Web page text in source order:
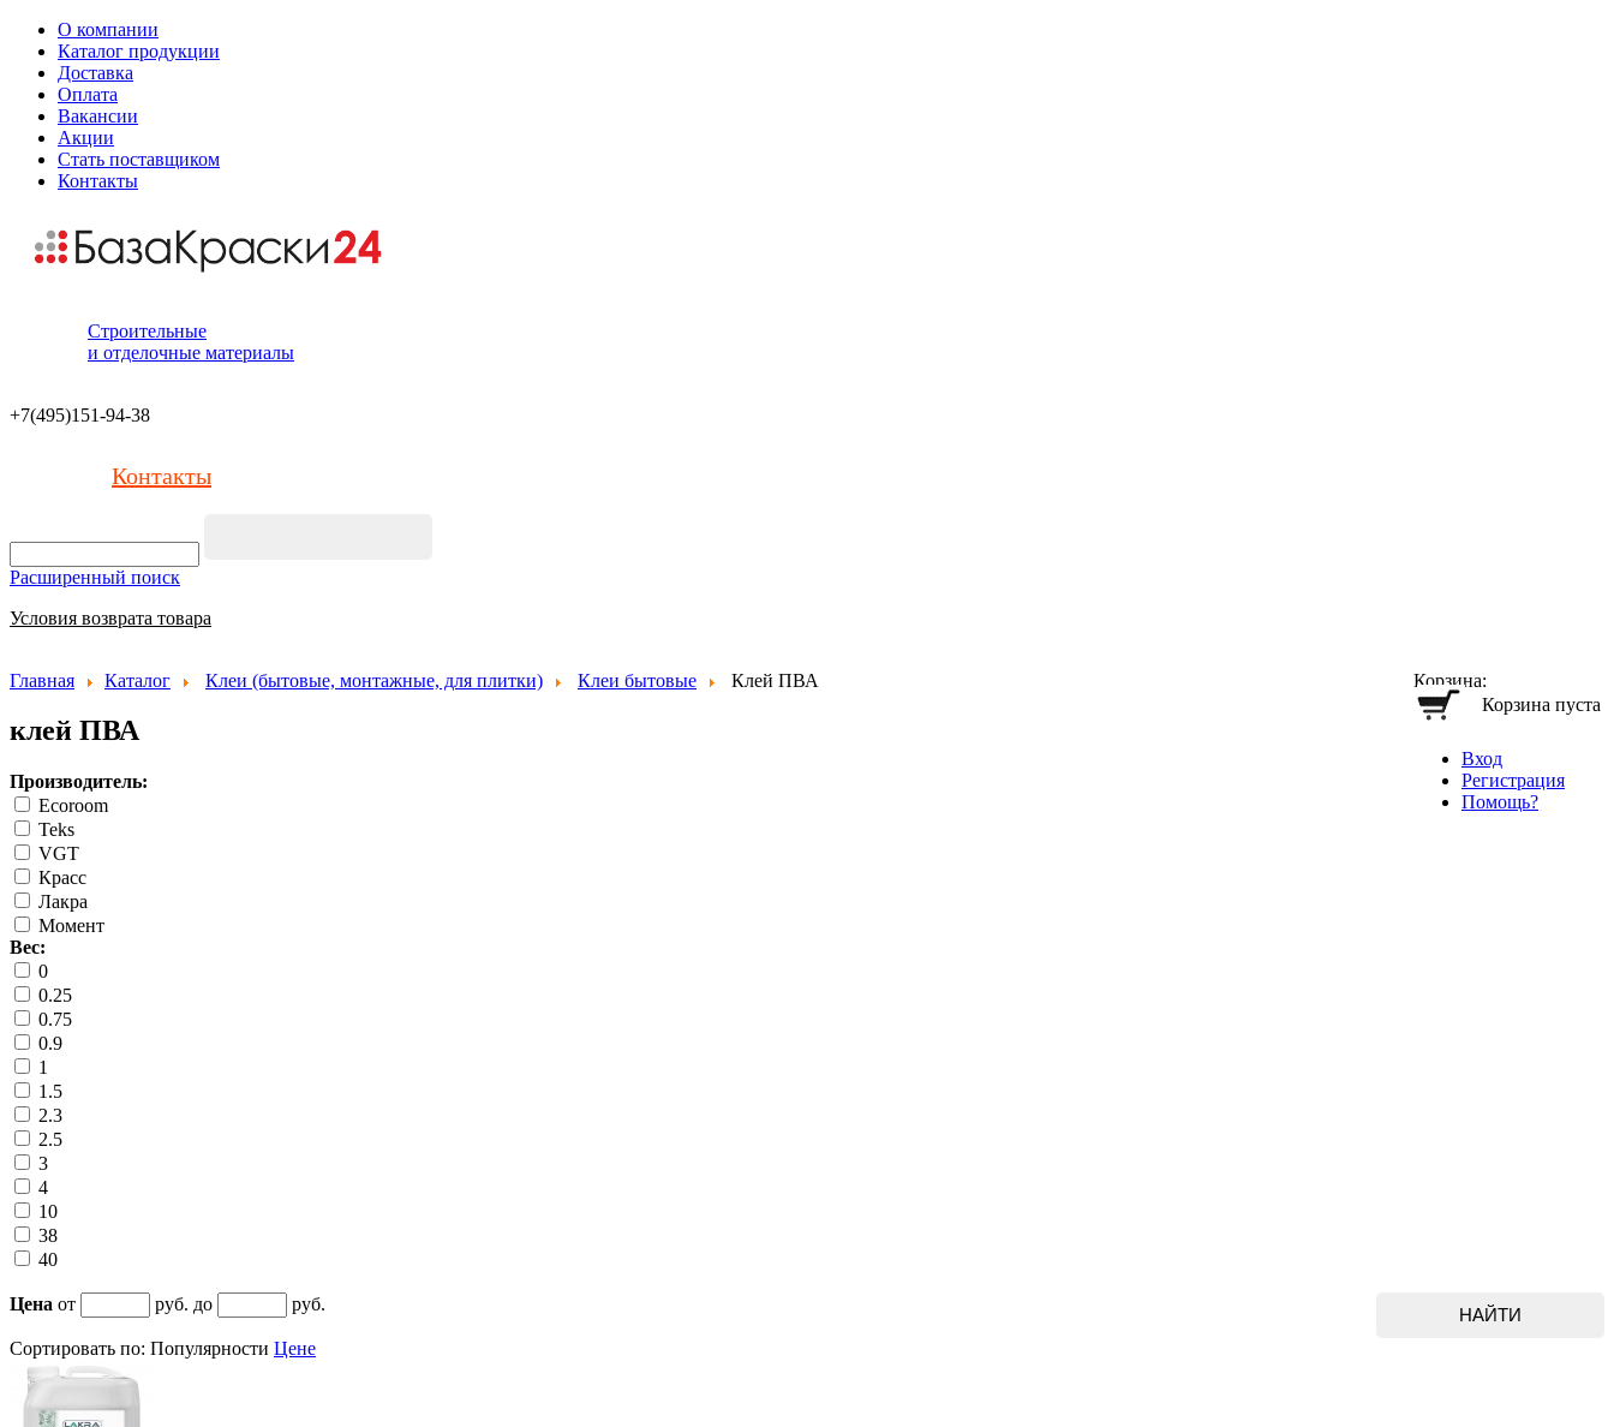
О компании
Каталог продукции
Доставка
Оплата
Вакансии
Акции
Стать поставщиком
Контакты
Строительные
и отделочные материалы
+7(495)151-94-38
Контакты
Расширенный поиск
Условия возврата товара
Корзина:
Корзина пуста
Вход
Регистрация
Помощь?
Главная Каталог Клеи (бытовые, монтажные, для плитки) Клеи бытовые Клей ПВА
клей ПВА
Производитель:
Ecoroom
Teks
VGT
Красс
Лакра
Момент
Вес:
0
0.25
0.75
0.9
1
1.5
2.3
2.5
3
4
10
38
40
Цена от руб. до руб.
Сортировать по: Популярности Цене